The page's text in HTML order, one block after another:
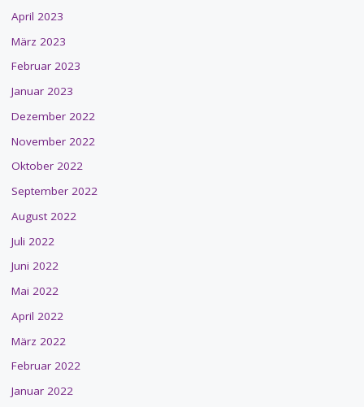
April 2023
März 2023
Februar 2023
Januar 2023
Dezember 2022
November 2022
Oktober 2022
September 2022
August 2022
Juli 2022
Juni 2022
Mai 2022
April 2022
März 2022
Februar 2022
Januar 2022